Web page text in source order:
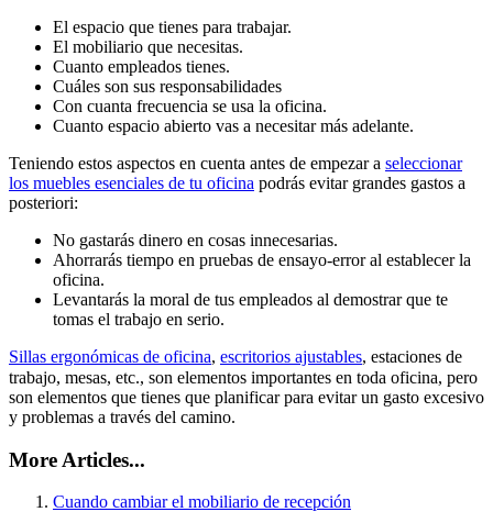
El espacio que tienes para trabajar.
El mobiliario que necesitas.
Cuanto empleados tienes.
Cuáles son sus responsabilidades
Con cuanta frecuencia se usa la oficina.
Cuanto espacio abierto vas a necesitar más adelante.
Teniendo estos aspectos en cuenta antes de empezar a seleccionar
los muebles esenciales de tu oficina podrás evitar grandes gastos a
posteriori:
No gastarás dinero en cosas innecesarias.
Ahorrarás tiempo en pruebas de ensayo-error al establecer la
oficina.
Levantarás la moral de tus empleados al demostrar que te
tomas el trabajo en serio.
Sillas ergonómicas de oficina, escritorios ajustables, estaciones de
trabajo, mesas, etc., son elementos importantes en toda oficina, pero
son elementos que tienes que planificar para evitar un gasto excesivo
y problemas a través del camino.
More Articles...
Cuando cambiar el mobiliario de recepción